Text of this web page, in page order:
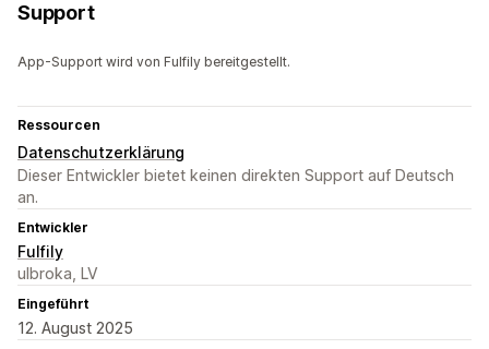
Support
App-Support wird von Fulfily bereitgestellt.
Ressourcen
Datenschutzerklärung
Dieser Entwickler bietet keinen direkten Support auf Deutsch
an.
Entwickler
Fulfily
ulbroka, LV
Eingeführt
12. August 2025